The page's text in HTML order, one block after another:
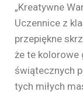
„Kreatywne
Uczennice z
przepiękne
że te kolorowe
świątecznych
tych miłych